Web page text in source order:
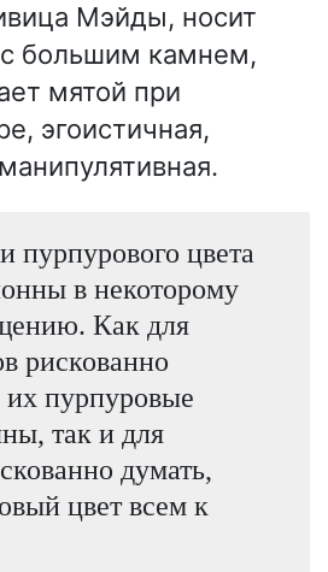
Мэйды, носит
большим камнем,
мятой при
эгоистичная,
пурпурового цвета
в некоторому
Как для
рискованно
их пурпуровые
так и для
думать,
цвет всем к